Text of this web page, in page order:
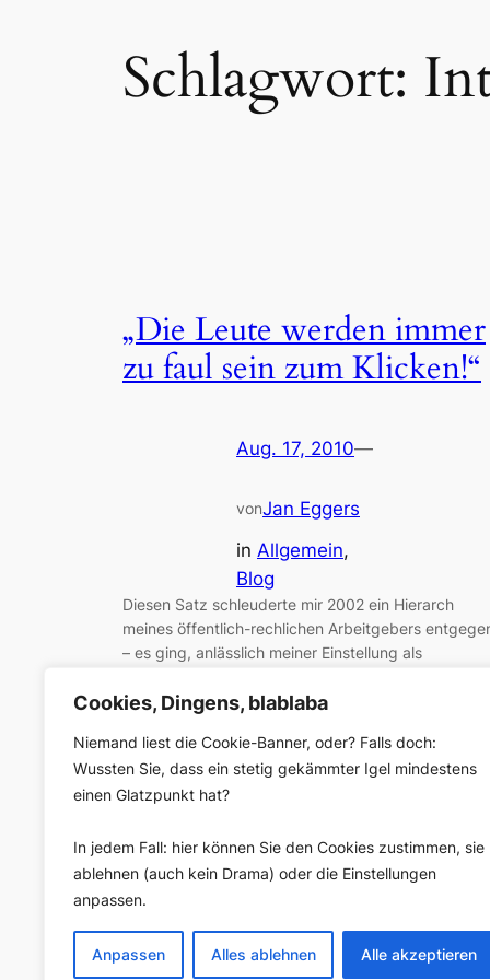
Cookies, Dingens, blablaba
Niemand liest die Cookie-Banner, oder? Falls doch:
Wussten Sie, dass ein stetig gekämmter Igel mindestens
einen Glatzpunkt hat?
In jedem Fall: hier können Sie den Cookies zustimmen, sie
ablehnen (auch kein Drama) oder die Einstellungen
anpassen.
Anpassen Alles ablehnen Alle akzeptieren
Schlagwort:
„Die Leute werden immer
zu faul sein zum Klicken!“
Aug. 17, 2010—
vonJan Eggers
in Allgemein
Blog
Diesen Satz schleuderte mir 2002 ein Hierarch
meines öffentlich-rechlichen Arbeitgebers
– es ging, anlässlich meiner Einstellung als
Fernsehen und Internet wohl nehmen würden. Dieser
geht auch wieder weg“, das circa 2002 der
Kommentar der meisten Entscheidungsträger zum
Phänomen…